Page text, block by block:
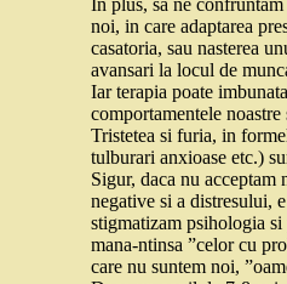
In plus, sa ne
noi, in care adaptarea
casatoria, sau nasterea
avansari la locul de
Iar terapia poate
comportamentele noastre
Tristetea si furia, in
tulburari anxioase etc.)
Sigur, daca nu acceptam
negative si a distresului,
stigmatizam psihologia
mana-ntinsa ”celor cu
care nu suntem noi,